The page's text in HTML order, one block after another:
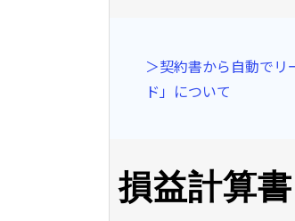
＞契約書から自動で
ド」について
損益計算